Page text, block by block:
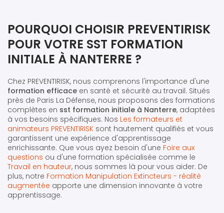
POURQUOI CHOISIR PREVENTIRISK
POUR VOTRE SST FORMATION
INITIALE À NANTERRE ?
Chez PREVENTIRISK, nous comprenons l'importance d'une
formation efficace en santé et sécurité au travail. Situés
près de Paris La Défense, nous proposons des formations
complètes en sst formation initiale à Nanterre, adaptées
à vos besoins spécifiques. Nos Les formateurs et
animateurs PREVENTIRISK sont hautement qualifiés et vous
garantissent une expérience d'apprentissage
enrichissante. Que vous ayez besoin d'une Foire aux
questions ou d'une formation spécialisée comme le
Travail en hauteur, nous sommes là pour vous aider. De
plus, notre Formation Manipulation Extincteurs - réalité
augmentée apporte une dimension innovante à votre
apprentissage.